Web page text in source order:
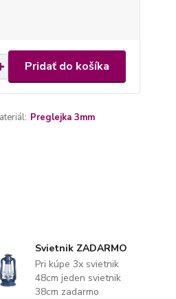
Pridať do košíka
Preglejka 3mm
Svietnik ZADARMO
Pri kúpe 3x svietnik
48cm jeden svietnik
38cm zadarmo